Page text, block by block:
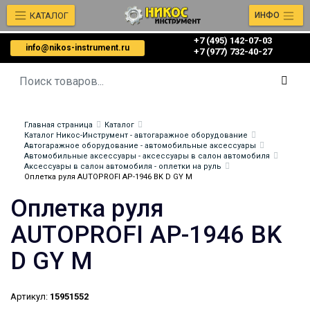
info@nikos-instrument.ru
+7 (495) 142-07-03
‎‎+7 (977) 732-40-27
КАТАЛОГ ИНФО
Главная страница
Каталог
Каталог Никос-Инструмент - автогаражное оборудование
Автогаражное оборудование - автомобильные аксессуары
Автомобильные аксессуары - аксессуары в салон автомобиля
Аксессуары в салон автомобиля - оплетки на руль
Оплетка руля AUTOPROFI AP-1946 BK D GY M
Оплетка руля
AUTOPROFI AP-1946 BK
D GY M
Артикул: 15951552